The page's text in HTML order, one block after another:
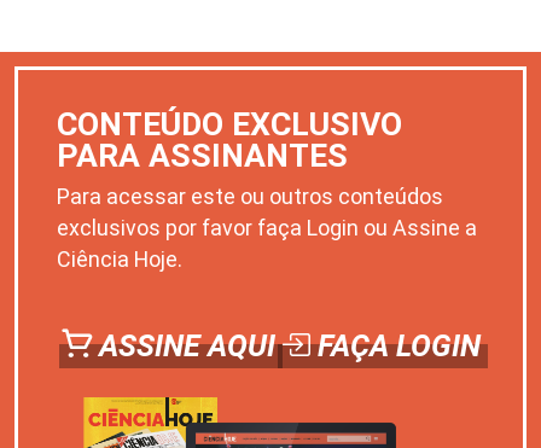
CONTEÚDO EXCLUSIVO
PARA ASSINANTES
Para acessar este ou outros conteúdos
exclusivos por favor faça Login ou Assine a
Ciência Hoje.
ASSINE AQUI FAÇA LOGIN